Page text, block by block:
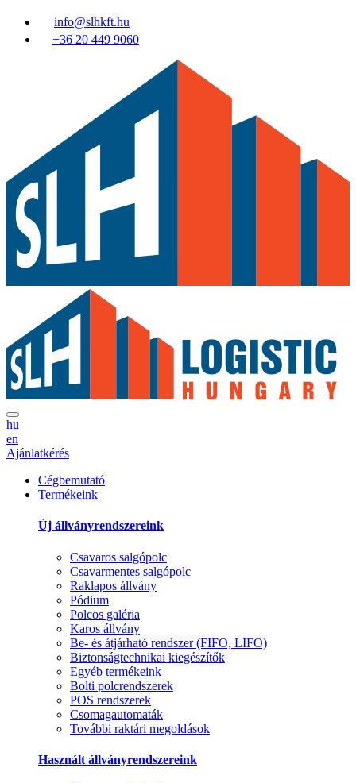
info@slhkft.hu
+36 20 449 9060
hu
en
Ajánlatkérés
Cégbemutató
Termékeink
Új állványrendszereink
Csavaros salgópolc
Csavarmentes salgópolc
Raklapos állvány
Pódium
Polcos galéria
Karos állvány
Be- és átjárható rendszer (FIFO, LIFO)
Biztonságtechnikai kiegészítők
Egyéb termékeink
Bolti polcrendszerek
POS rendszerek
Csomagautomaták
További raktári megoldások
Használt állványrendszereink